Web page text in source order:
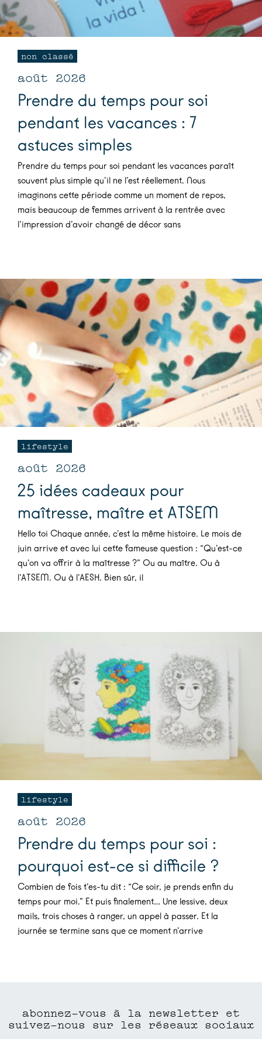
non classé
août 2026
Prendre du temps pour soi
pendant les vacances : 7
astuces simples
Prendre du temps pour soi pendant les vacances paraît
souvent plus simple qu’il ne l’est réellement. Nous
imaginons cette période comme un moment de repos,
mais beaucoup de femmes arrivent à la rentrée avec
l’impression d’avoir changé de décor sans
lifestyle
août 2026
25 idées cadeaux pour
maîtresse, maître et ATSEM
Hello toi Chaque année, c’est la même histoire. Le mois de
juin arrive et avec lui cette fameuse question : “Qu’est-ce
qu’on va offrir à la maîtresse ?” Ou au maître. Ou à
l’ATSEM. Ou à l’AESH. Bien sûr, il
lifestyle
août 2026
Prendre du temps pour soi :
pourquoi est-ce si difficile ?
Combien de fois t’es-tu dit : “Ce soir, je prends enfin du
temps pour moi.” Et puis finalement… Une lessive, deux
mails, trois choses à ranger, un appel à passer. Et la
journée se termine sans que ce moment n’arrive
abonnez-vous à la newsletter et
suivez-nous sur les réseaux sociaux